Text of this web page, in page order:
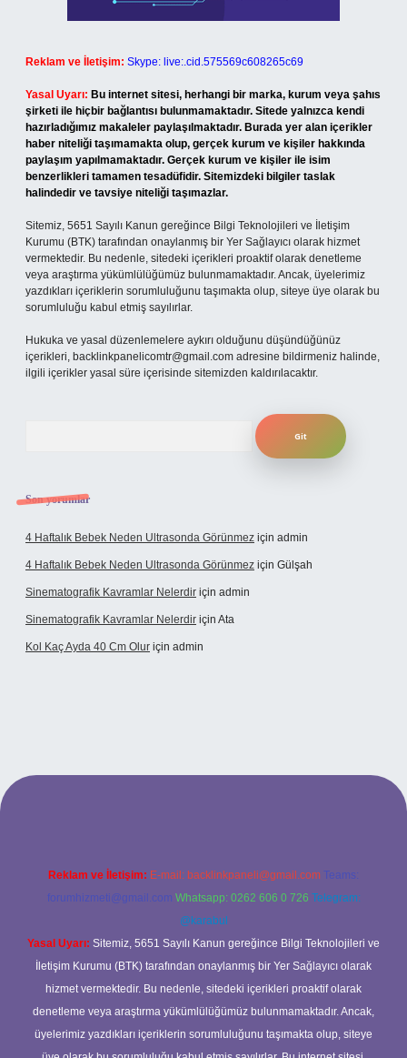
Reklam ve İletişim: Skype: live:.cid.575569c608265c69
Yasal Uyarı: Bu internet sitesi, herhangi bir marka, kurum veya şahıs
şirketi ile hiçbir bağlantısı bulunmamaktadır. Sitede yalnızca kendi
hazırladığımız makaleler paylaşılmaktadır. Burada yer alan içerikler
haber niteliği taşımamakta olup, gerçek kurum ve kişiler hakkında
paylaşım yapılmamaktadır. Gerçek kurum ve kişiler ile isim
benzerlikleri tamamen tesadüfidir. Sitemizdeki bilgiler taslak
halindedir ve tavsiye niteliği taşımazlar.
Sitemiz, 5651 Sayılı Kanun gereğince Bilgi Teknolojileri ve İletişim
Kurumu (BTK) tarafından onaylanmış bir Yer Sağlayıcı olarak hizmet
vermektedir. Bu nedenle, sitedeki içerikleri proaktif olarak denetleme
veya araştırma yükümlülüğümüz bulunmamaktadır. Ancak, üyelerimiz
yazdıkları içeriklerin sorumluluğunu taşımakta olup, siteye üye olarak bu
sorumluluğu kabul etmiş sayılırlar.
Hukuka ve yasal düzenlemelere aykırı olduğunu düşündüğünüz
içerikleri, backlinkpanelicomtr@gmail.com adresine bildirmeniz halinde,
ilgili içerikler yasal süre içerisinde sitemizden kaldırılacaktır.
Son yorumlar
4 Haftalık Bebek Neden Ultrasonda Görünmez için admin
4 Haftalık Bebek Neden Ultrasonda Görünmez için Gülşah
Sinematografik Kavramlar Nelerdir için admin
Sinematografik Kavramlar Nelerdir için Ata
Kol Kaç Ayda 40 Cm Olur için admin
Reklam ve İletişim: E-mail: backlinkpaneli@gmail.com Teams:
forumhizmeti@gmail.com Whatsapp: 0262 606 0 726 Telegram:
@karabul
Yasal Uyarı: Sitemiz, 5651 Sayılı Kanun gereğince Bilgi Teknolojileri ve
İletişim Kurumu (BTK) tarafından onaylanmış bir Yer Sağlayıcı olarak
hizmet vermektedir. Bu nedenle, sitedeki içerikleri proaktif olarak
denetleme veya araştırma yükümlülüğümüz bulunmamaktadır. Ancak,
üyelerimiz yazdıkları içeriklerin sorumluluğunu taşımakta olup, siteye